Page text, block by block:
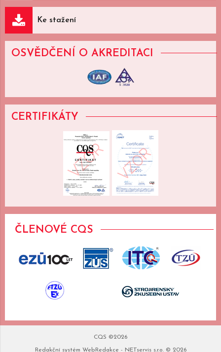
Ke stažení
OSVĚDČENÍ O AKREDITACI
CERTIFIKÁTY
ČLENOVÉ CQS
CQS ©2026
Redakční systém WebRedakce - NETservis s.r.o.© 2026